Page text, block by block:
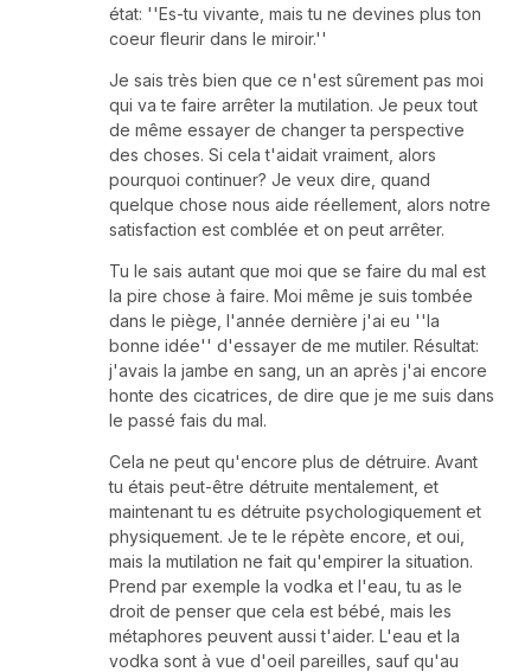
état: ''Es-tu vivante, mais tu ne devines plus ton
coeur fleurir dans le miroir.''
Je sais très bien que ce n'est sûrement pas moi
qui va te faire arrêter la mutilation. Je peux tout
de même essayer de changer ta perspective
des choses. Si cela t'aidait vraiment, alors
pourquoi continuer? Je veux dire, quand
quelque chose nous aide réellement, alors notre
satisfaction est comblée et on peut arrêter.
Tu le sais autant que moi que se faire du mal est
la pire chose à faire. Moi même je suis tombée
dans le piège, l'année dernière j'ai eu ''la
bonne idée'' d'essayer de me mutiler. Résultat:
j'avais la jambe en sang, un an après j'ai encore
honte des cicatrices, de dire que je me suis dans
le passé fais du mal.
Cela ne peut qu'encore plus de détruire. Avant
tu étais peut-être détruite mentalement, et
maintenant tu es détruite psychologiquement et
physiquement. Je te le répète encore, et oui,
mais la mutilation ne fait qu'empirer la situation.
Prend par exemple la vodka et l'eau, tu as le
droit de penser que cela est bébé, mais les
métaphores peuvent aussi t'aider. L'eau et la
vodka sont à vue d'oeil pareilles, sauf qu'au